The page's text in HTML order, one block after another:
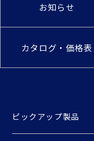
お知らせ
カタログ・価格表
ピックアップ製品